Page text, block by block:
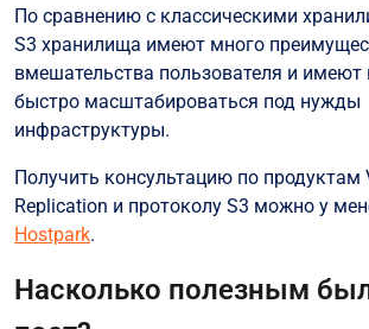
По сравнению с классическими
S3 хранилища имеют много
вмешательства пользователя и
быстро масштабироваться под нужды
инфраструктуры.
Получить консультацию по продуктам
Replication и протоколу S3 можно у
Hostpark.
Насколько полезным